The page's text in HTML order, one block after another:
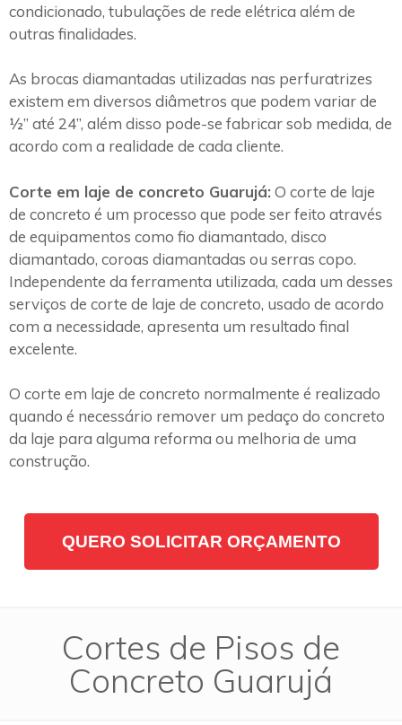
condicionado, tubulações de rede elétrica além de
outras finalidades.
As brocas diamantadas utilizadas nas perfuratrizes
existem em diversos diâmetros que podem variar de
½” até 24”, além disso pode-se fabricar sob medida, de
acordo com a realidade de cada cliente.
Corte em laje de concreto Guarujá: O corte de laje
de concreto é um processo que pode ser feito através
de equipamentos como fio diamantado, disco
diamantado, coroas diamantadas ou serras copo.
Independente da ferramenta utilizada, cada um desses
serviços de corte de laje de concreto, usado de acordo
com a necessidade, apresenta um resultado final
excelente.
O corte em laje de concreto normalmente é realizado
quando é necessário remover um pedaço do concreto
da laje para alguma reforma ou melhoria de uma
construção.
QUERO SOLICITAR ORÇAMENTO
Cortes de Pisos de
Concreto Guarujá